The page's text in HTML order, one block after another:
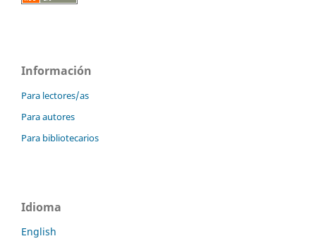
Información
Para lectores/as
Para autores
Para bibliotecarios
Idioma
English